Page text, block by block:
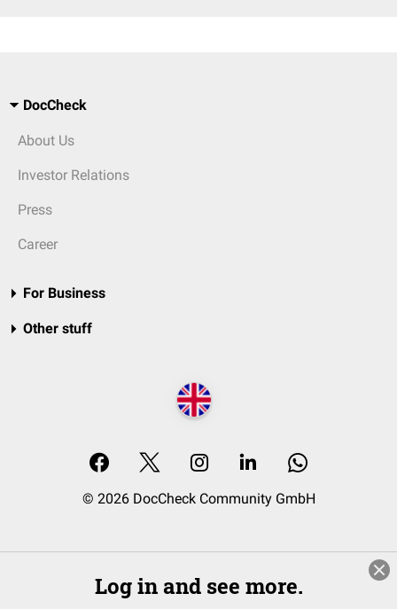
DocCheck
About Us
Investor Relations
Press
Career
For Business
Other stuff
© 2026 DocCheck Community GmbH
Log in and see more.